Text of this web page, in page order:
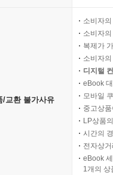
/교환 불가사유
소비자
소비자
복제가
소비자
디지털
eBook
모바일
중고상
LP상품
시간의
전자상
eBook
1개의 상